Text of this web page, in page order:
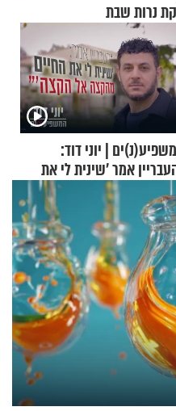
נרות שבת
| יוני דוד:
אמר 'שינית לי את
מהקצה אל הקצה'"